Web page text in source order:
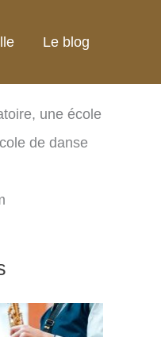
Le blog
une école
de danse